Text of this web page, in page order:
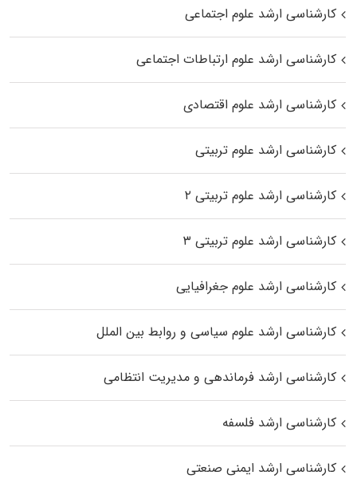
کارشناسی ارشد علوم اجتماعی
کارشناسی ارشد علوم ارتباطات اجتماعی
کارشناسی ارشد علوم اقتصادی
کارشناسی ارشد علوم تربیتی
کارشناسی ارشد علوم تربیتی ۲
کارشناسی ارشد علوم تربیتی ۳
کارشناسی ارشد علوم جغرافیایی
کارشناسی ارشد علوم سیاسی و روابط بین الملل
کارشناسی ارشد فرماندهی و مدیریت انتظامی
کارشناسی ارشد فلسفه
کارشناسی ارشد ایمنی صنعتی